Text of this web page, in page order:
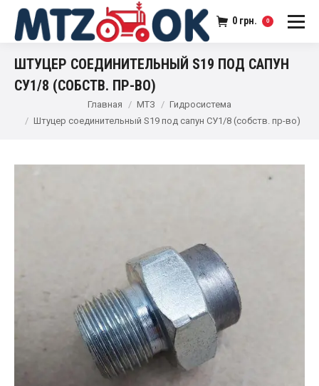
0 грн. 0
ШТУЦЕР СОЕДИНИТЕЛЬНЫЙ S19 ПОД САПУН
СУ1/8 (СОБСТВ. ПР-ВО)
Главная МТЗ
Гидросистема
Штуцер соединительный S19 под сапун СУ1/8 (собств. пр-во)